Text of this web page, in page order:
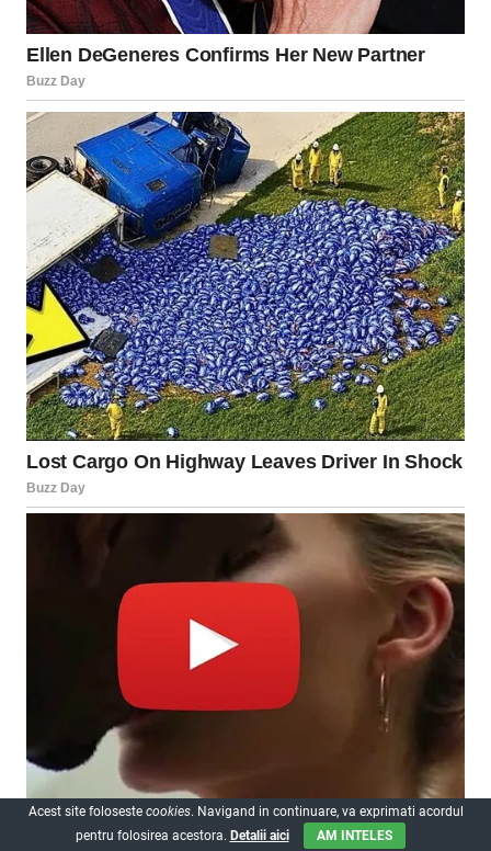
Acest site foloseste cookies. Navigand in continuare, va exprimati acordul
pentru folosirea acestora. Detalii aici AM INTELES